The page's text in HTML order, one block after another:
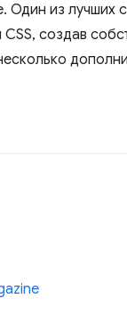
Один из лучших
создав